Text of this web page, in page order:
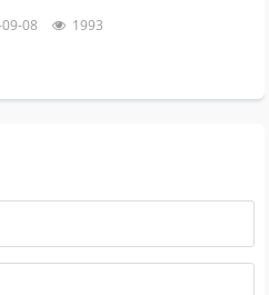
除北大本校人员外，还有来自清华
08 1993